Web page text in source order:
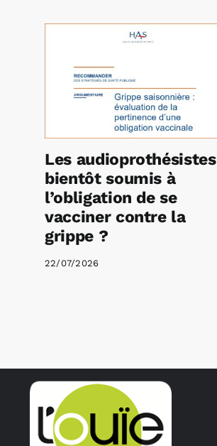
Les audioprothésistes
bientôt soumis à
l’obligation de se
vacciner contre la
grippe ?
22/07/2026